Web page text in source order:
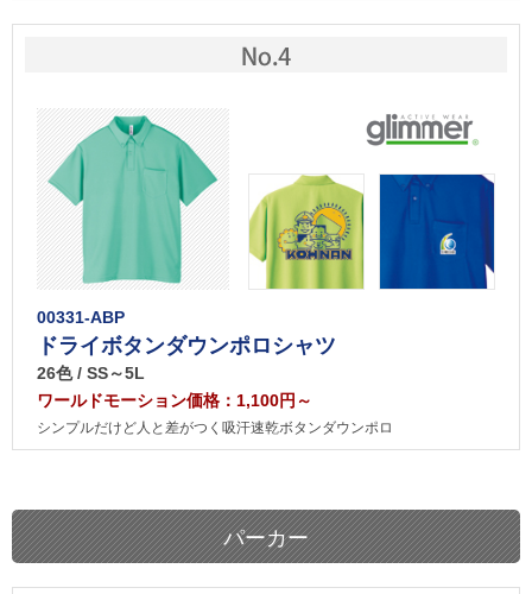
00331-ABP
ドライボタンダウンポロシャツ
26色 / SS～5L
ワールドモーション価格：1,100円～
シンプルだけど人と差がつく吸汗速乾ボタンダウンポロ
パーカー